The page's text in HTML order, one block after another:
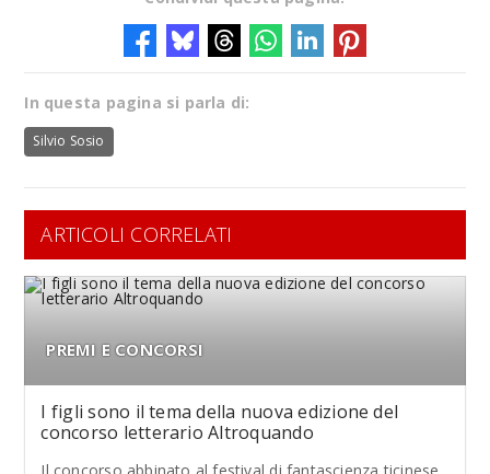
In questa pagina si parla di:
Silvio Sosio
ARTICOLI CORRELATI
PREMI E CONCORSI
I figli sono il tema della nuova edizione del
concorso letterario Altroquando